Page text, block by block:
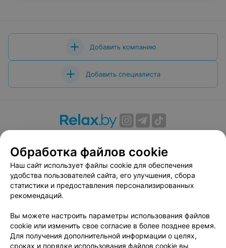
Добавить компанию
Добавить специалиста
Вакансии
Публичный договор
Способы оплаты
Публичный договор по использованию сервиса
«Афиша»
Пользовательское соглашение
Связаться по вопросам сотрудничества
Написать руководителю relax.by
Персональные настройки cookie
Обработка файлов cookie
Наш сайт использует файлы cookie для обеспечения
удобства пользователей сайта, его улучшения, сбора
статистики и предоставления персонализированных
рекомендаций.
Вы можете настроить параметры использования файлов
cookie или изменить свое согласие в более позднее время.
Для получения дополнительной информации о целях,
сроках и порядке использования файлов cookie вы